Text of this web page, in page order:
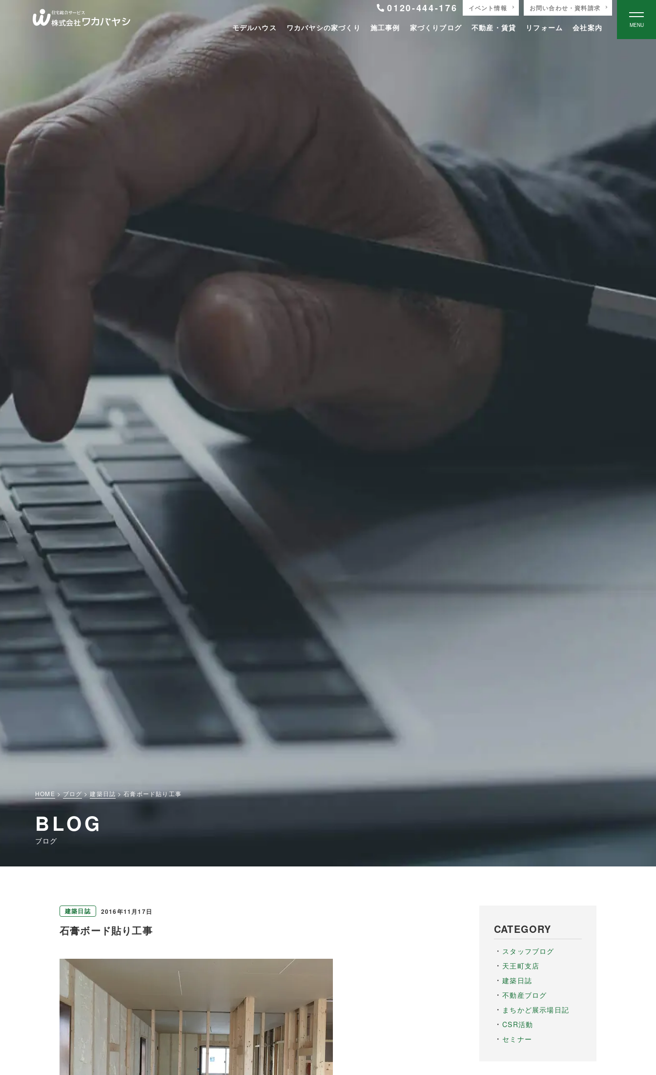
0120-444-176 イベント情報 お問い合わせ・資料請求
モデルハウス ワカバヤシの家づくり 施工事例 家づくりブログ 不動産・賃貸 リフォーム 会社案内 MENU
HOME ブログ 建築日誌 石膏ボード貼り工事
BLOG
ブログ
建築日誌 2016年11月17日
石膏ボード貼り工事 CATEGORY
スタッフブログ
天王町支店
建築日誌
不動産ブログ
まちかど展示場日記
CSR活動
セミナー